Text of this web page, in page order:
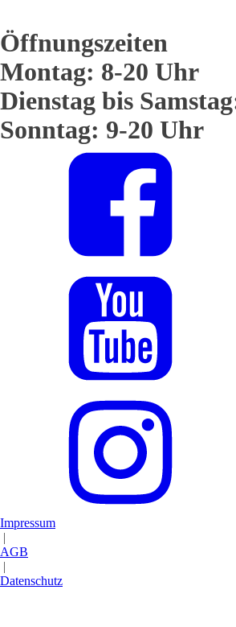
Öffnungszeiten
Montag: 8-20 Uhr
Dienstag bis
Sonntag: 9-20 Uhr
Impressum
|
AGB
|
Datenschutz